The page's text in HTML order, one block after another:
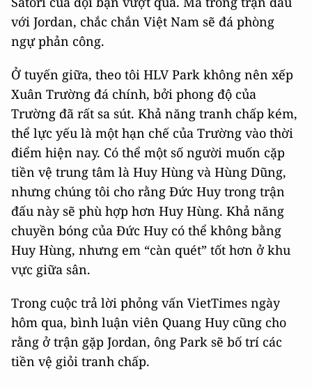
với Jordan, chắc chắn Việt Nam sẽ đá phòng
ngự phản công.
Ở tuyến giữa, theo tôi HLV Park không nên xếp
Xuân Trường đá chính, bởi phong độ của
Trường đã rất sa sút. Khả năng tranh chấp kém,
thể lực yếu là một hạn chế của Trường vào thời
điểm hiện nay. Có thể một số người muốn cặp
tiền vệ trung tâm là Huy Hùng và Hùng Dũng,
nhưng chúng tôi cho rằng Đức Huy trong trận
đấu này sẽ phù hợp hơn Huy Hùng. Khả năng
chuyền bóng của Đức Huy có thể không bằng
Huy Hùng, nhưng em “càn quét” tốt hơn ở khu
vực giữa sân.
Trong cuộc trả lời phỏng vấn VietTimes ngày
hôm qua, bình luận viên Quang Huy cũng cho
rằng ở trận gặp Jordan, ông Park sẽ bố trí các
tiền vệ giỏi tranh chấp.